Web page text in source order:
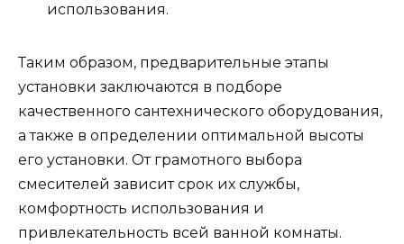
использования.
Таким образом, предварительные этапы
установки заключаются в подборе
качественного сантехнического оборудования,
а также в определении оптимальной высоты
его установки. От грамотного выбора
смесителей зависит срок их службы,
комфортность использования и
привлекательность всей ванной комнаты.